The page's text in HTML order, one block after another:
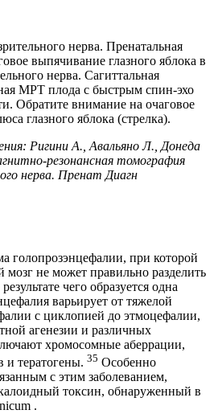
нерва. Пренатальная
выпячивание глазного яблока в
нерва. Сагиттальная
МРТ плода с быстрым спин-эхо
Обратите внимание на очаговое
глазного яблока (стрелка).
Ригини А., Авальяно Л., Донеда
резонансная томография
нерва. Пренат Диагн
голопрозэнцефалии, при которой
не может правильно разделить
чего образуется одна
варьирует от тяжелой
с циклопией до этмоцефалии,
агенезии и различных
хромосомные аберрации,
и тератогены. 35 Особенно
с этим заболеванием,
токсин, обнаруженный в
.